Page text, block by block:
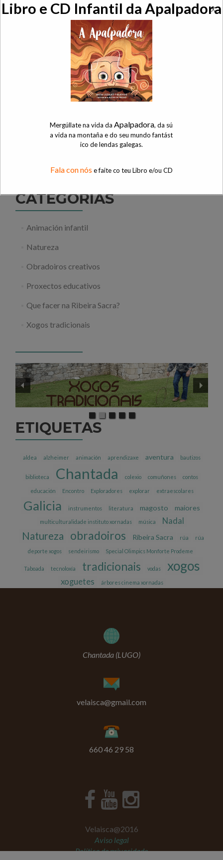
ENTRADAS RECENTES
Pintura de dedos caseira
Xogos tradicionais: Os Birlos
Entroido Ribeirao
Sendeirismo na Ribeira Sacra: Pesqueiras
CATEGORÍAS
Animación infantil
Natureza
Obradoiros creativos
Proxectos educativos
Que facer na Ribeira Sacra?
Xogos tradicionais
ETIQUETAS
aldea alzheimer animación aprendizaxe aventura bautizos
biblioteca Chantada colexio comuñones contos
educación Encontro Exploradores explorar extraescolares
Galicia instrumentos literatura magosto maiores
multiculturalidade instituto xornadas música Nadal
Natureza obradoiros Ribeira Sacra rúa rúa
deporte xogos sendeirismo Special Olimpics Monforte Prodeme
Taboada tecnoloxía tradicionais vodas xogos
xoguetes árbores cinema xornadas
Chantada (LUGO)
velaisca@gmail.com
660 46 29 58
Velaisca@2016
Aviso legal
Política de privacidade
Libro e CD Infantil da Apalpadora
x
Mergúllate na vida daApalpadora, da sú
a vida na montaña e do seu mundo fantást
ico de lendas galegas.
Fala con nós e faite co teu Libro e/ou CD